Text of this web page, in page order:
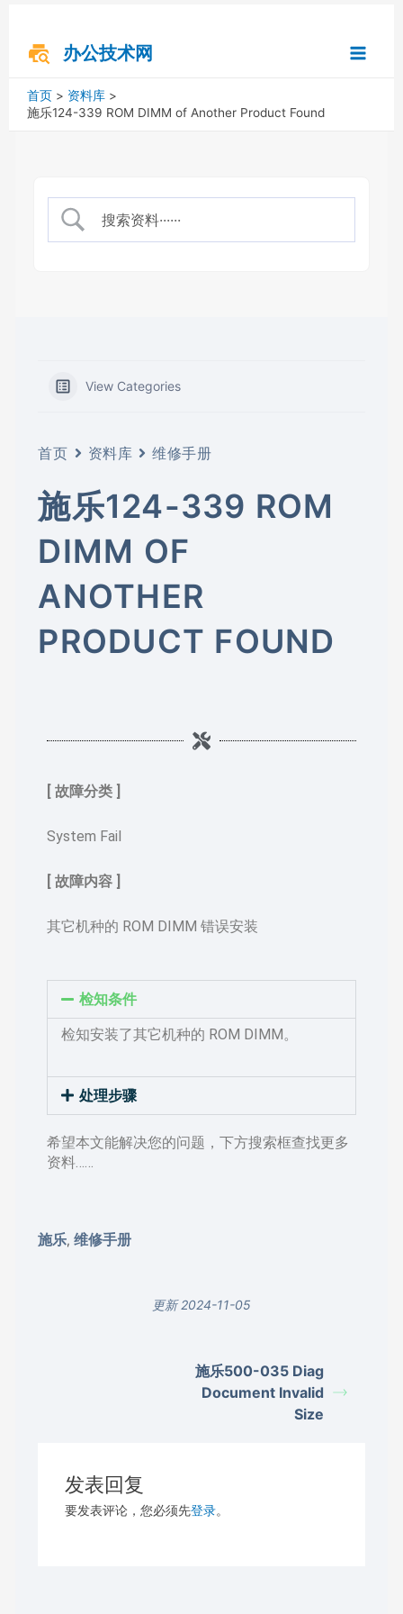
办公技术网
Menu
首页
资料库
施乐124-339 ROM DIMM of Another Product Found
View Categories
首页 资料库 维修手册
施乐124-339 ROM
DIMM OF
ANOTHER
PRODUCT FOUND
[ 故障分类 ]
System Fail
[ 故障内容 ]
其它机种的 ROM DIMM 错误安装
检知条件
检知安装了其它机种的 ROM DIMM。
处理步骤
希望本文能解决您的问题，下方搜索框查找更多
资料……
施乐,维修手册
更新 2024-11-05
施乐500-035 Diag
Document Invalid
Size
发表回复
要发表评论，您必须先登录。